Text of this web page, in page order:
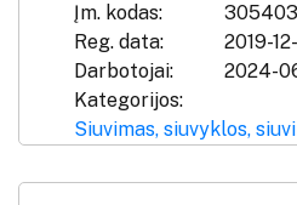
Įm. kodas:
Reg. data:
2019-
Darbotojai:
2024-
Kategorijos:
Siuvimas, siuvyklos,